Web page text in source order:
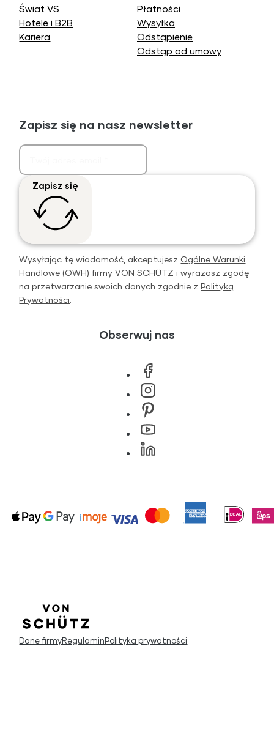
Świat VS
Hotele i B2B
Kariera
Płatności
Wysyłka
Odstąpienie
Odstąp od umowy
Zapisz się na nasz newsletter
Zapisz się
Wysyłając tę wiadomość, akceptujeszOgólne Warunki
Handlowe (OWH) firmy VON SCHÜTZ i wyrażasz zgodę
na przetwarzanie swoich danych zgodnie zPolityką
Prywatności
Obserwuj nas
Dane firmyRegulaminPolityka prywatności